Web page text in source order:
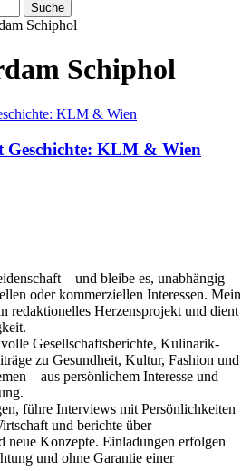
Schiphol
Schiphol
KLM & Wien
– und bleibe es, unabhängig
oder kommerziellen Interessen. Mein
redaktionelles Herzensprojekt und dient
Gesellschaftsberichte, Kulinarik-
zu Gesundheit, Kultur, Fashion und
– aus persönlichem Interesse und
führe Interviews mit Persönlichkeiten
und berichte über
neue Konzepte. Einladungen erfolgen
und ohne Garantie einer